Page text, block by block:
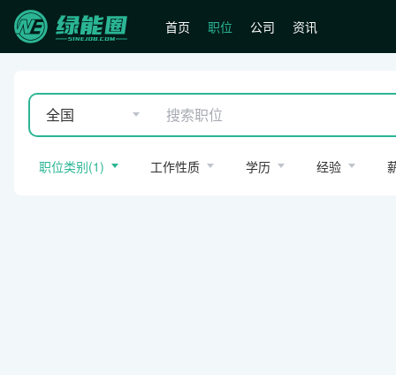
首页 职位 公司 资讯
全国
职位类别(1) 工作性质 学历 经验